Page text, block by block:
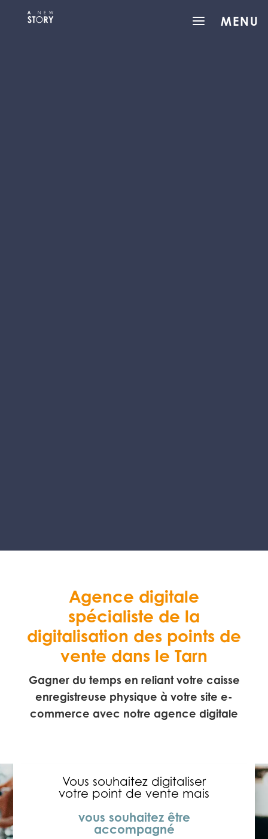
a MENU
Agence digitale
spécialiste de la
digitalisation des points de
vente dans le Tarn
Gagner du temps en reliant votre caisse
enregistreuse physique à votre site e-
commerce avec notre agence digitale
Vous souhaitez digitaliser
votre point de vente mais
vous avez besoin de
conseils